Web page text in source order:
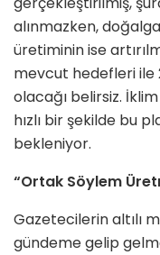
alınmazken,
üretiminin ise
mevcut hedefleri ile
olacağı belirsiz.
hızlı bir şekilde bu
bekleniyor.
“Ortak Söylem
Gazetecilerin altılı
gündeme gelip